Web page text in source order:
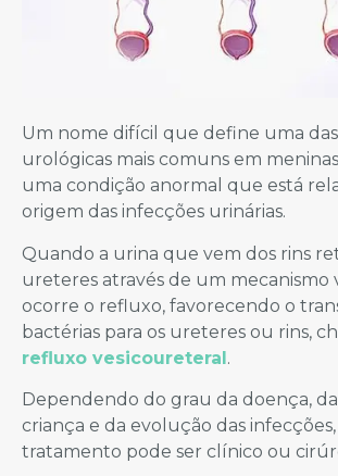
Um nome difícil que define uma
urológicas mais comuns em
uma condição anormal que está
origem das infecções urinárias.
Quando a urina que vem dos rins
ureteres através de um mecanismo
ocorre o refluxo, favorecendo o
bactérias para os ureteres ou rins,
refluxo vesicoureteral.
Dependendo do grau da doença,
criança e da evolução das infecções,
tratamento pode ser clínico ou